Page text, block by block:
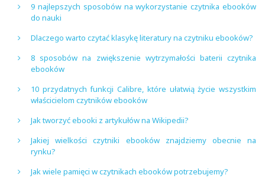
9 najlepszych sposobów na wykorzystanie czytnika ebooków
do nauki
Dlaczego warto czytać klasykę literatury na czytniku ebooków?
8 sposobów na zwiększenie wytrzymałości baterii czytnika
ebooków
10 przydatnych funkcji Calibre, które ułatwią życie wszystkim
właścicielom czytników ebooków
Jak tworzyć ebooki z artykułów na Wikipedii?
Jakiej wielkości czytniki ebooków znajdziemy obecnie na
rynku?
Jak wiele pamięci w czytnikach ebooków potrzebujemy?